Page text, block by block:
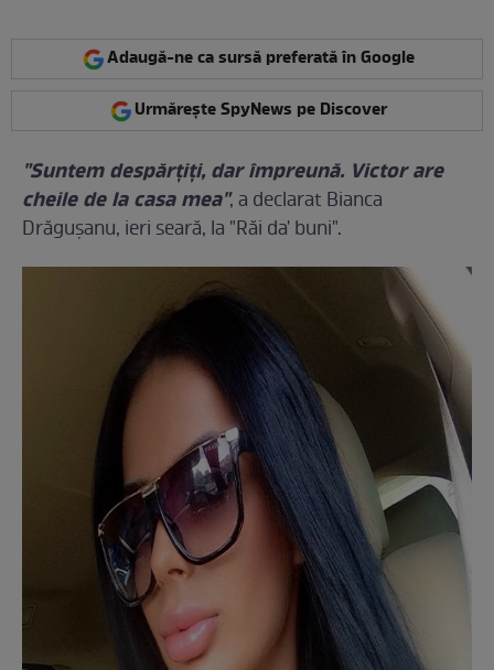
Adaugă-ne ca sursă preferată în Google
Urmărește SpyNews pe Discover
"Suntem despărţiţi, dar împreună. Victor are
cheile de la casa mea", a declarat Bianca
Drăguşanu, ieri seară, la "Răi da' buni".